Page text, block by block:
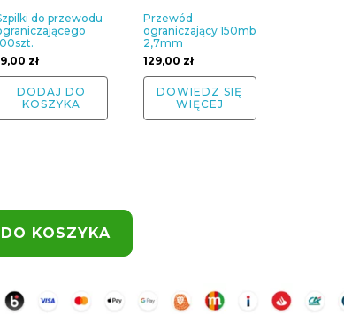
do przewodu
zł
DODAJ DO
KOSZYKA
Przewód
ograniczający 150mb
2,7mm
129,00 zł
DOWIEDZ SIĘ
WIĘCEJ
KOSZYKA